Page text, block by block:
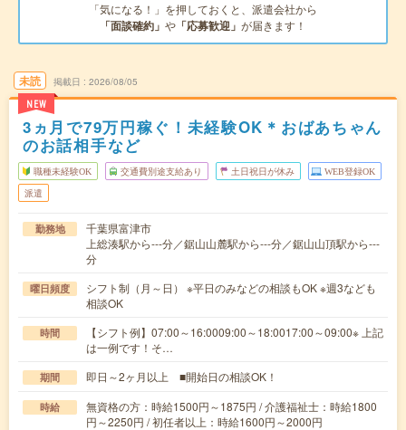
「気になる！」を押しておくと、派遣会社から
「面談確約」 や 「応募歓迎」 が届きます！
未読
NEW
掲載日 2026/08/05
3ヵ月で79万円稼ぐ！未経験OK＊おばあちゃん
のお話相手など
職種未経験OK 交通費別途支給あり 土日祝日が休み WEB登録OK
派遣
勤務地
千葉県富津市
上総湊駅から---分／鋸山山麓駅から---分／鋸山山頂駅から---
分
曜日頻度
シフト制（月～日） ※平日のみなどの相談もOK ※週3なども
相談OK
時間
【シフト例】07:00～16:0009:00～18:0017:00～09:00※ 上記
は一例です！そ…
期間 即日～2ヶ月以上 ■開始日の相談OK！
時給
無資格の方：時給1500円～1875円 / 介護福祉士：時給1800
円～2250円 / 初任者以上：時給1600円～2000円